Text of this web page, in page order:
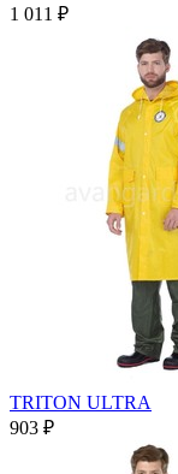
1 011 ₽
TRITON ULTRA
903 ₽